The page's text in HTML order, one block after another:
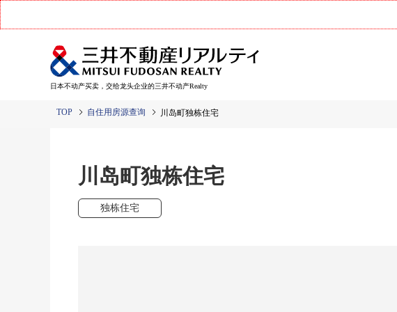
日本不动产买卖，交给龙头企业的三井不动产Realty
TOP 自住用房源查询 川岛町独栋住宅
川岛町独栋住宅
独栋住宅